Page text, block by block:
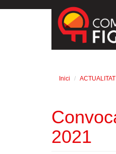
Inici ACTUALITAT
2021